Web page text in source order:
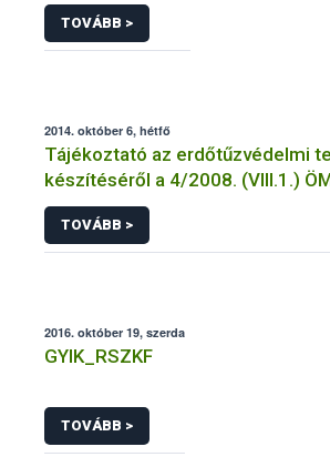
TOVÁBB >
2014. október 6, hétfő
Tájékoztató az erdőtűzvédelmi
készítéséről a 4/2008. (VIII.1.)
előírásai alapján
TOVÁBB >
2016. október 19, szerda
GYIK_RSZKF
TOVÁBB >